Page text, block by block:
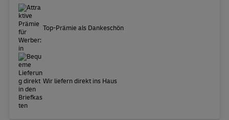
Top-Prämie als Dankeschön
Wir liefern direkt ins Haus